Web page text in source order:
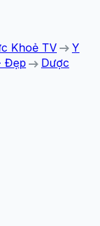
Khoẻ TV arrow_right_alt Y
Đẹp arrow_right_alt Dược